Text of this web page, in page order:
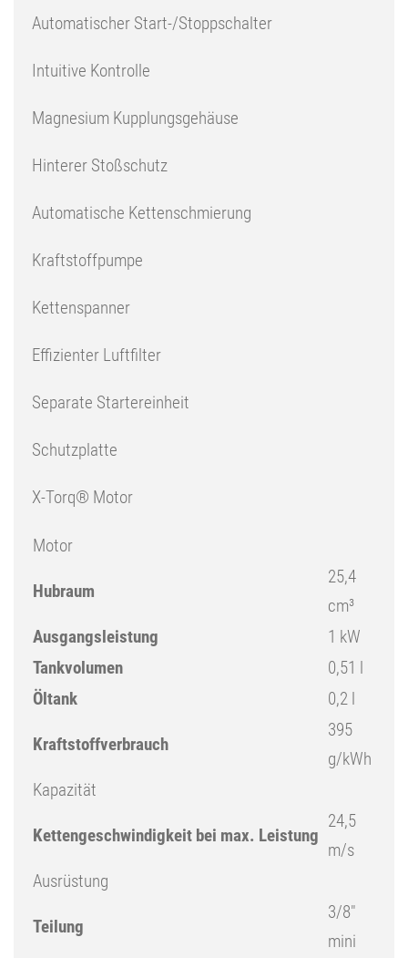
Automatischer Start-/Stoppschalter
Intuitive Kontrolle
Magnesium Kupplungsgehäuse
Hinterer Stoßschutz
Automatische Kettenschmierung
Kraftstoffpumpe
Kettenspanner
Effizienter Luftfilter
Separate Startereinheit
Schutzplatte
X-Torq® Motor
Motor
Hubraum
25,4
cm³
Ausgangsleistung
1 kW
Tankvolumen
0,51 l
Öltank
0,2 l
Kraftstoffverbrauch
395
g/kWh
Kapazität
Kettengeschwindigkeit bei max. Leistung
24,5
m/s
Ausrüstung
Teilung
3/8″
mini